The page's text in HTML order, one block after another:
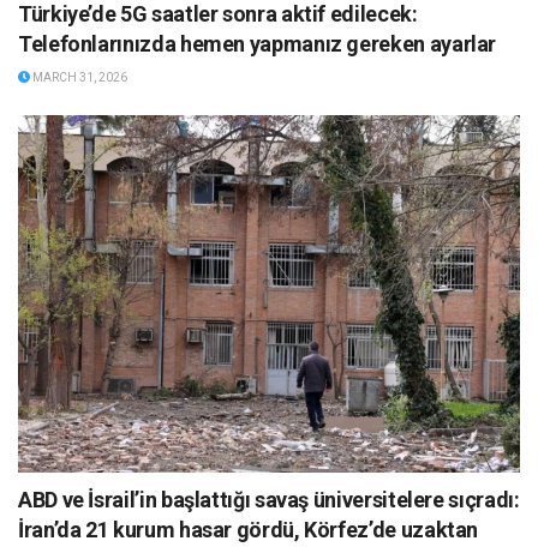
Türkiye’de 5G saatler sonra aktif edilecek:
Telefonlarınızda hemen yapmanız gereken ayarlar
MARCH 31, 2026
ABD ve İsrail’in başlattığı savaş üniversitelere sıçradı:
İran’da 21 kurum hasar gördü, Körfez’de uzaktan